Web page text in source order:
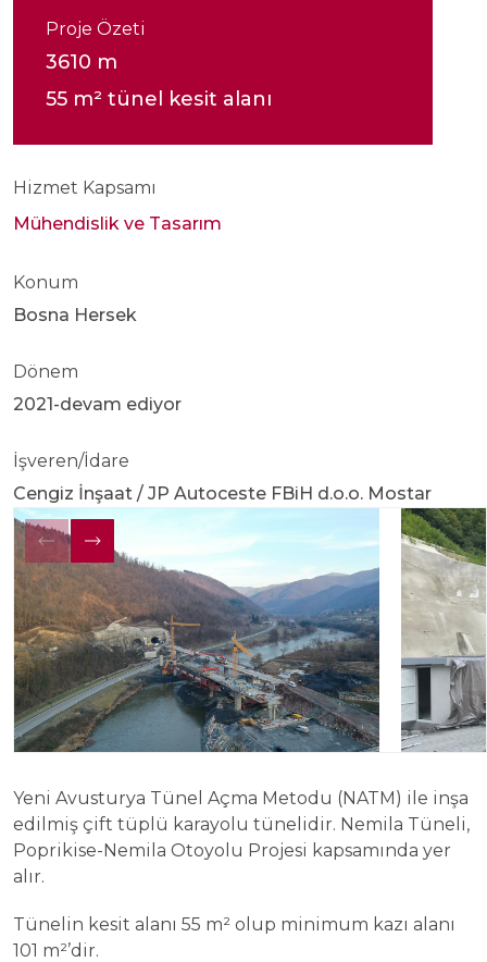
Proje Özeti
3610 m
55 m² tünel kesit alanı
Hizmet Kapsamı
Mühendislik ve Tasarım
Konum
Bosna Hersek
Dönem
2021-devam ediyor
İşveren/İdare
Cengiz İnşaat / JP Autoceste FBiH d.o.o. Mostar
Yeni Avusturya Tünel Açma Metodu (NATM) ile inşa
edilmiş çift tüplü karayolu tünelidir. Nemila Tüneli,
Poprikise-Nemila Otoyolu Projesi kapsamında yer
alır.
Tünelin kesit alanı 55 m² olup minimum kazı alanı
101 m²’dir.